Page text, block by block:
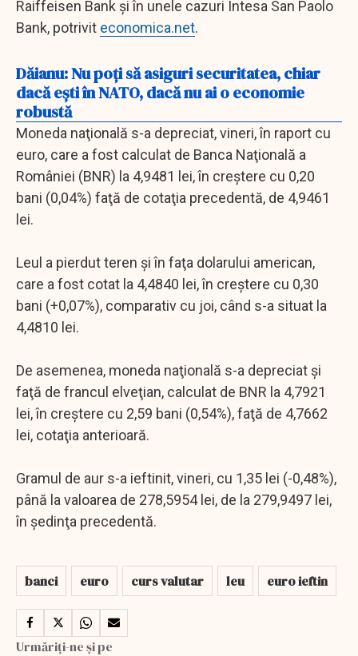
Raiffeisen Bank şi în unele cazuri Intesa San Paolo
Bank, potrivit economica.net.
Dăianu: Nu poți să asiguri securitatea, chiar
dacă ești în NATO, dacă nu ai o economie
robustă
Moneda naţională s-a depreciat, vineri, în raport cu
euro, care a fost calculat de Banca Naţională a
României (BNR) la 4,9481 lei, în creştere cu 0,20
bani (0,04%) faţă de cotaţia precedentă, de 4,9461
lei.
Leul a pierdut teren şi în faţa dolarului american,
care a fost cotat la 4,4840 lei, în creştere cu 0,30
bani (+0,07%), comparativ cu joi, când s-a situat la
4,4810 lei.
De asemenea, moneda naţională s-a depreciat şi
faţă de francul elveţian, calculat de BNR la 4,7921
lei, în creştere cu 2,59 bani (0,54%), faţă de 4,7662
lei, cotaţia anterioară.
Gramul de aur s-a ieftinit, vineri, cu 1,35 lei (-0,48%),
până la valoarea de 278,5954 lei, de la 279,9497 lei,
în şedinţa precedentă.
banci euro curs valutar leu euro ieftin
Urmăriți-ne și pe